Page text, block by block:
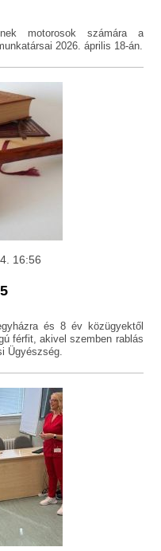
motorosok számára a
2026. április 18-án.
16:56
és 8 év közügyektől
férfit, akivel szemben rablás
Ügyészség.